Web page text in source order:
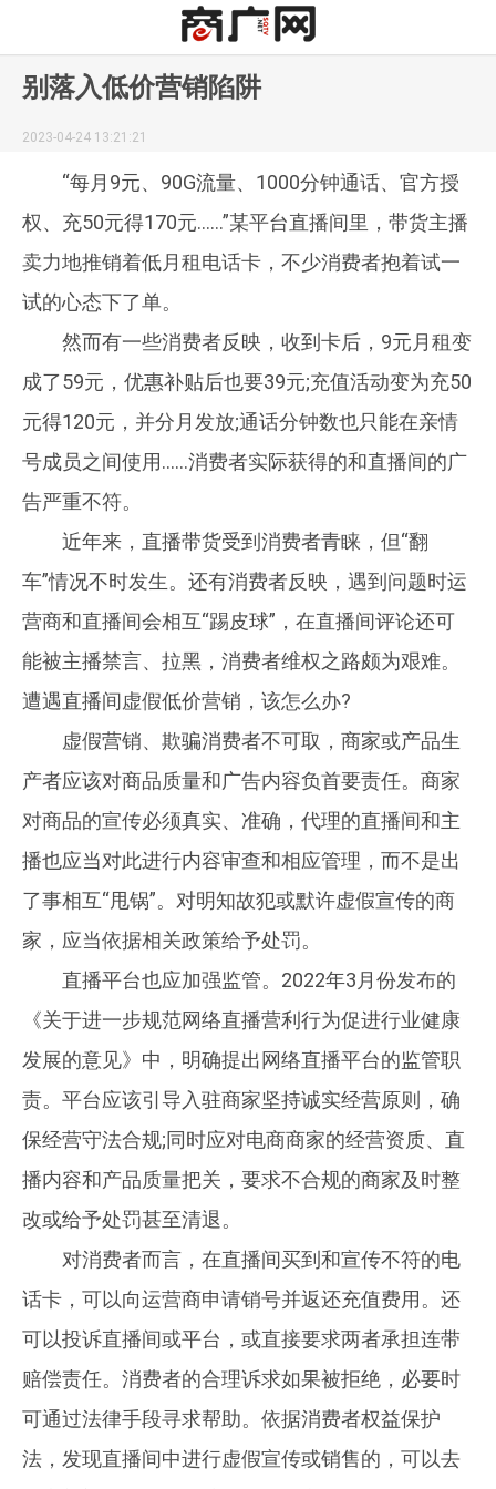
别落入低价营销陷阱
2023-04-24 13:21:21
“每月9元、90G流量、1000分钟通话、官方授
权、充50元得170元……”某平台直播间里，带货主播
卖力地推销着低月租电话卡，不少消费者抱着试一
试的心态下了单。
然而有一些消费者反映，收到卡后，9元月租变
成了59元，优惠补贴后也要39元;充值活动变为充50
元得120元，并分月发放;通话分钟数也只能在亲情
号成员之间使用……消费者实际获得的和直播间的广
告严重不符。
近年来，直播带货受到消费者青睐，但“翻
车”情况不时发生。还有消费者反映，遇到问题时运
营商和直播间会相互“踢皮球”，在直播间评论还可
能被主播禁言、拉黑，消费者维权之路颇为艰难。
遭遇直播间虚假低价营销，该怎么办?
虚假营销、欺骗消费者不可取，商家或产品生
产者应该对商品质量和广告内容负首要责任。商家
对商品的宣传必须真实、准确，代理的直播间和主
播也应当对此进行内容审查和相应管理，而不是出
了事相互“甩锅”。对明知故犯或默许虚假宣传的商
家，应当依据相关政策给予处罚。
直播平台也应加强监管。2022年3月份发布的
《关于进一步规范网络直播营利行为促进行业健康
发展的意见》中，明确提出网络直播平台的监管职
责。平台应该引导入驻商家坚持诚实经营原则，确
保经营守法合规;同时应对电商商家的经营资质、直
播内容和产品质量把关，要求不合规的商家及时整
改或给予处罚甚至清退。
对消费者而言，在直播间买到和宣传不符的电
话卡，可以向运营商申请销号并返还充值费用。还
可以投诉直播间或平台，或直接要求两者承担连带
赔偿责任。消费者的合理诉求如果被拒绝，必要时
可通过法律手段寻求帮助。依据消费者权益保护
法，发现直播间中进行虚假宣传或销售的，可以去